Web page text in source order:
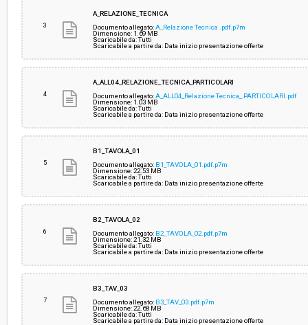
3
A_RELAZIONE_TECNICA
Documento allegato:A_Relazione Tecnica .pdf.p7m
Dimensione: 1.69 MB
Scaricabile da: Tutti
Scaricabile a partire da: Data inizio presentazione offerte
4
A_ALL04_RELAZIONE_TECNICA_PARTICOLARI
Documento allegato:A_ALL04_Relazione Tecnica_ PARTICOLARI.pdf
Dimensione: 1.03 MB
Scaricabile da: Tutti
Scaricabile a partire da: Data inizio presentazione offerte
5
B1_TAVOLA_01
Documento allegato: B1_TAVOLA_01.pdf.p7m
Dimensione: 22.53 MB
Scaricabile da: Tutti
Scaricabile a partire da: Data inizio presentazione offerte
6
B2_TAVOLA_02
Documento allegato: B2_TAVOLA_02.pdf.p7m
Dimensione: 21.32 MB
Scaricabile da: Tutti
Scaricabile a partire da: Data inizio presentazione offerte
7
B3_TAV_03
Documento allegato: B3_TAV_03.pdf.p7m
Dimensione: 22.68 MB
Scaricabile da: Tutti
Scaricabile a partire da: Data inizio presentazione offerte